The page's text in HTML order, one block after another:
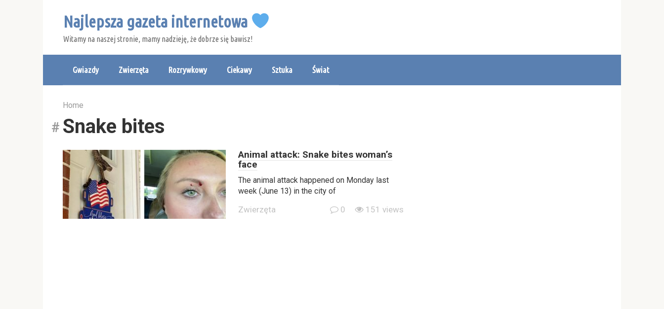
Najlepsza gazeta internetowa
Witamy na naszej stronie, mamy nadzieję, że dobrze się bawisz!
Gwiazdy Zwierzęta Rozrywkowy Ciekawy Sztuka Świat
Home
Snake bites
Animal attack: Snake bites woman’s
face
The animal attack happened on Monday last
week (June 13) in the city of
Zwierzęta 0 151 views